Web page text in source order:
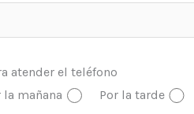
atender el teléfono
la mañana Por la tarde